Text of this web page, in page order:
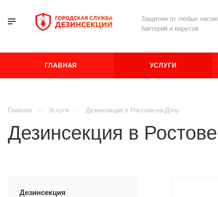
Защитим от любых
бактерий и вирусов
ГЛАВНАЯ УСЛУГИ
Главная Услуги Дезинсекция в Ростове-на-Дону
Дезинсекция в
Дезинсекция